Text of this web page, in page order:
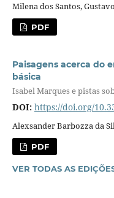
Milena dos Santos,
PDF
Paisagens acerca do
básica
Isabel Marques e pistas
DOI: https://doi.org/
Alexsander Barbozza da
PDF
VER TODAS AS